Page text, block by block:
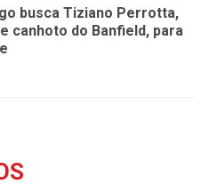
busca Tiziano Perrotta,
canhoto do Banfield, para